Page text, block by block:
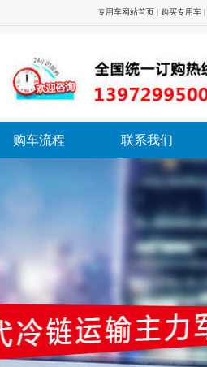
专用车网站首页 | 购买专用车 |
购车流程 联系我们